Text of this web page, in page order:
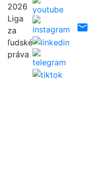
2026
Liga
za
ľudské
práva
email